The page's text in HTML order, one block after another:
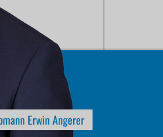
Erwin Angerer